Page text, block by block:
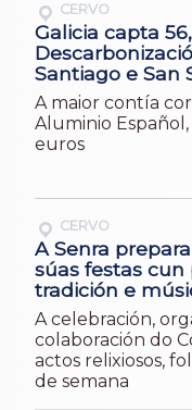
CERVO
Galicia capta
Santiago e San
A maior contía
Aluminio
euros
CERVO
A Senra
súas festas
tradición e
A celebración,
colaboración do
actos relixiosos,
de semana